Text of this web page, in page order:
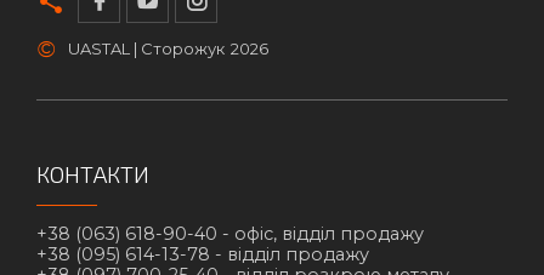
© UASTAL | Сторожук 2026
КОНТАКТИ
+38 (063) 618-90-40 - офіс, відділ продажу
+38 (095) 614-13-78 - відділ продажу